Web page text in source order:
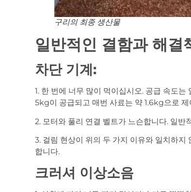
구리의 최종 생산물
일반적인 결함과 해결
차단 기계:
1. 한 번에 너무 많이 먹이십시오. 공급 속도
5kg이 공급되고 매번 사료는 약 1.6kg으로 제
2. 모터와 풀리 연결 벨트가 느슨합니다. 일
3. 걸림 현상이 위의 두 가지 이유와 일치하
합니다.
크러셔 이상소음